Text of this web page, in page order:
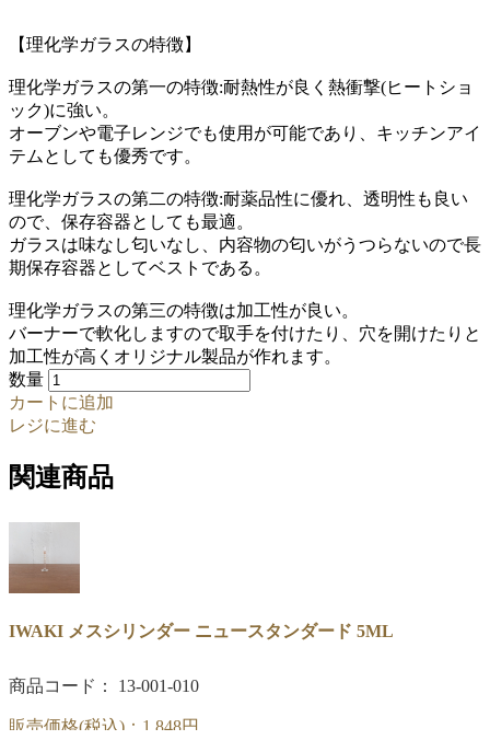
【理化学ガラスの特徴】
理化学ガラスの第一の特徴:耐熱性が良く熱衝撃(ヒートショ
ック)に強い。
オーブンや電子レンジでも使用が可能であり、キッチンアイ
テムとしても優秀です。
理化学ガラスの第二の特徴:耐薬品性に優れ、透明性も良い
ので、保存容器としても最適。
ガラスは味なし匂いなし、内容物の匂いがうつらないので長
期保存容器としてベストである。
理化学ガラスの第三の特徴は加工性が良い。
バーナーで軟化しますので取手を付けたり、穴を開けたりと
加工性が高くオリジナル製品が作れます。
数量
カートに追加
レジに進む
関連商品
IWAKI メスシリンダー ニュースタンダード 5ML
商品コード： 13-001-010
販売価格(税込)： 1,848円